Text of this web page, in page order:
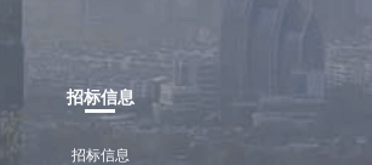
招标信息
招标信息